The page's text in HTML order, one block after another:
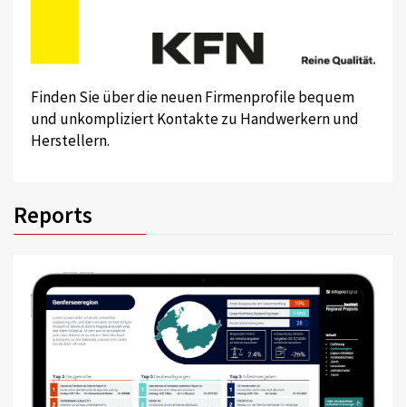
Finden Sie über die neuen Firmenprofile bequem
und unkompliziert Kontakte zu Handwerkern und
Herstellern.
Reports